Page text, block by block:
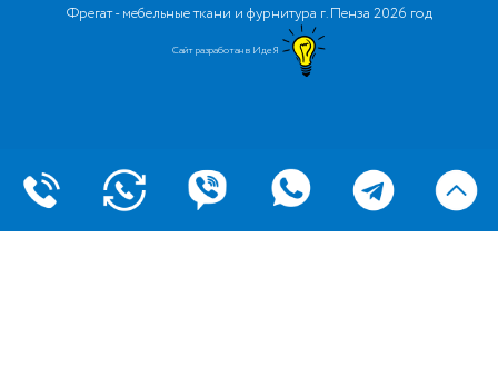
Фрегат - мебельные ткани и фурнитура г. Пенза 2026 год
Сайт разработан в ИдеЯ